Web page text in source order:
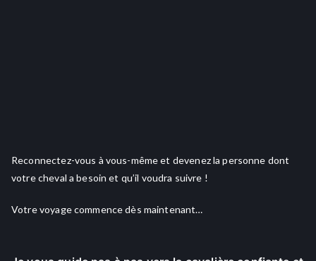
Reconnectez-vous à vous-même et devenez la personne dont
votre cheval a besoin et qu’il voudra suivre !
Votre voyage commence dès maintenant…